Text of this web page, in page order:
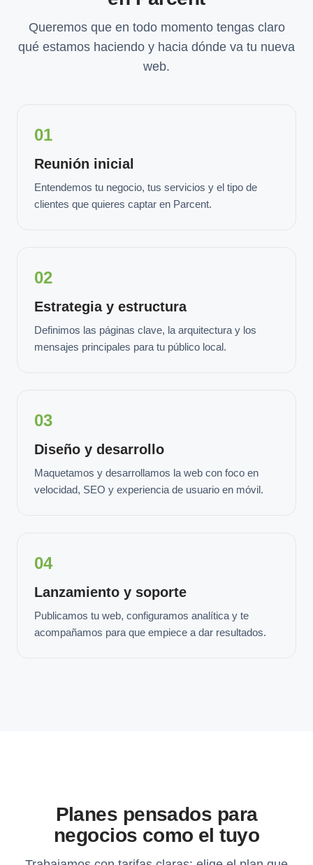
Queremos que en todo momento tengas claro
qué estamos haciendo y hacia dónde va tu nueva
web.
01
Reunión inicial
Entendemos tu negocio, tus servicios y el tipo de
clientes que quieres captar en Parcent.
02
Estrategia y estructura
Definimos las páginas clave, la arquitectura y los
mensajes principales para tu público local.
03
Diseño y desarrollo
Maquetamos y desarrollamos la web con foco en
velocidad, SEO y experiencia de usuario en móvil.
04
Lanzamiento y soporte
Publicamos tu web, configuramos analítica y te
acompañamos para que empiece a dar resultados.
Planes pensados para
negocios como el tuyo